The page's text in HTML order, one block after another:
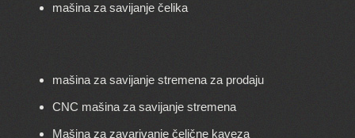
mašina za savijanje čelika
mašina za savijanje stremena za prodaju
CNC mašina za savijanje stremena
Mašina za zavarivanje čelične kaveza